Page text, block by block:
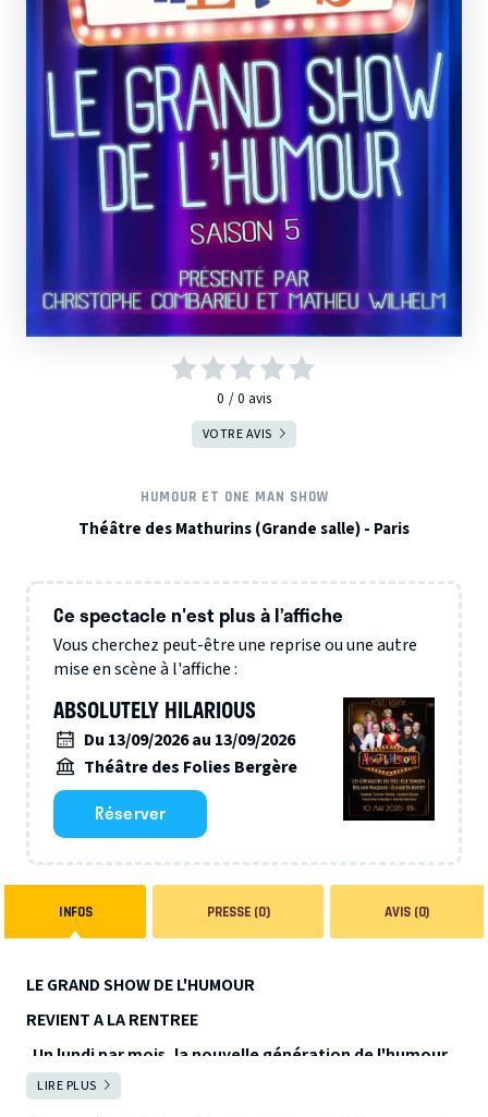
0 0 avis
VOTRE AVIS
HUMOUR ET ONE MAN SHOW
Théâtre des Mathurins (Grande salle) - Paris
Ce spectacle n'est plus à l’affiche
Vous cherchez peut-être une reprise ou une autre
mise en scène à l'affiche :
ABSOLUTELY HILARIOUS
Du 13/09/2026 au 13/09/2026
Théâtre des Folies Bergère
Réserver
INFOS PRESSE (0) AVIS (0)
LE GRAND SHOW DE L'HUMOUR
REVIENT A LA RENTREE
Un lundi par mois, la nouvelle génération de l'humour
dynamite le Théâtre des Mathurins ! Une nouvelle
LIRE PLUS